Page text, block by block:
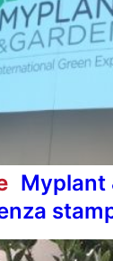
Myplant